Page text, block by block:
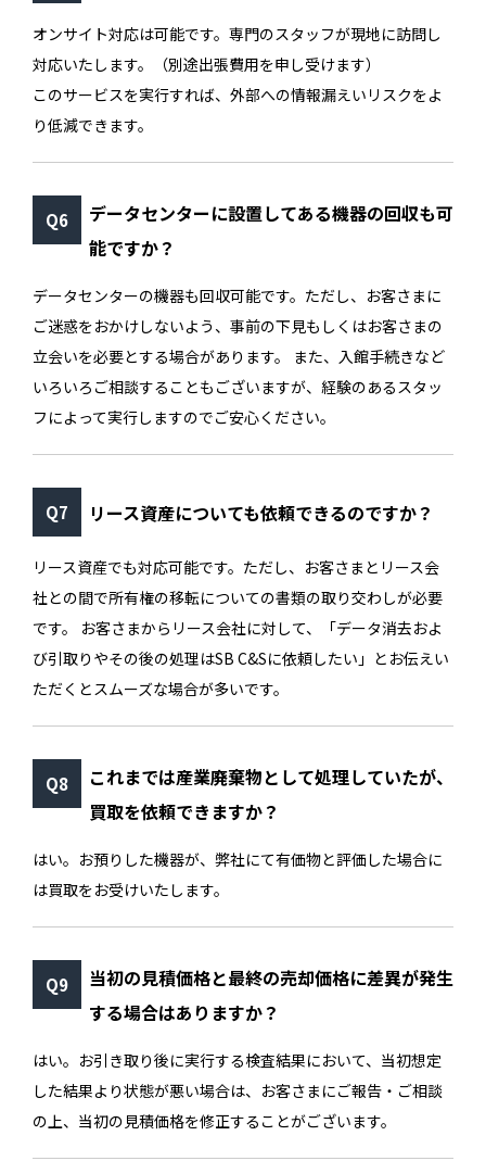
オンサイト対応は可能です。専門のスタッフが現地に訪問し
対応いたします。（別途出張費用を申し受けます）
このサービスを実行すれば、外部への情報漏えいリスクをよ
り低減できます。
データセンターに設置してある機器の回収も可
能ですか？
データセンターの機器も回収可能です。ただし、お客さまに
ご迷惑をおかけしないよう、事前の下見もしくはお客さまの
立会いを必要とする場合があります。 また、入館手続きなど
いろいろご相談することもございますが、経験のあるスタッ
フによって実行しますのでご安心ください。
リース資産についても依頼できるのですか？
リース資産でも対応可能です。ただし、お客さまとリース会
社との間で所有権の移転についての書類の取り交わしが必要
です。 お客さまからリース会社に対して、「データ消去およ
び引取りやその後の処理はSB C&Sに依頼したい」とお伝えい
ただくとスムーズな場合が多いです。
これまでは産業廃棄物として処理していたが、
買取を依頼できますか？
はい。お預りした機器が、弊社にて有価物と評価した場合に
は買取をお受けいたします。
当初の見積価格と最終の売却価格に差異が発生
する場合はありますか？
はい。お引き取り後に実行する検査結果において、当初想定
した結果より状態が悪い場合は、お客さまにご報告・ご相談
の上、当初の見積価格を修正することがございます。